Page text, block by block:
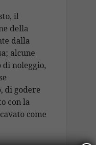
il
della
dalla
alcune
di noleggio,
di godere
con la
come